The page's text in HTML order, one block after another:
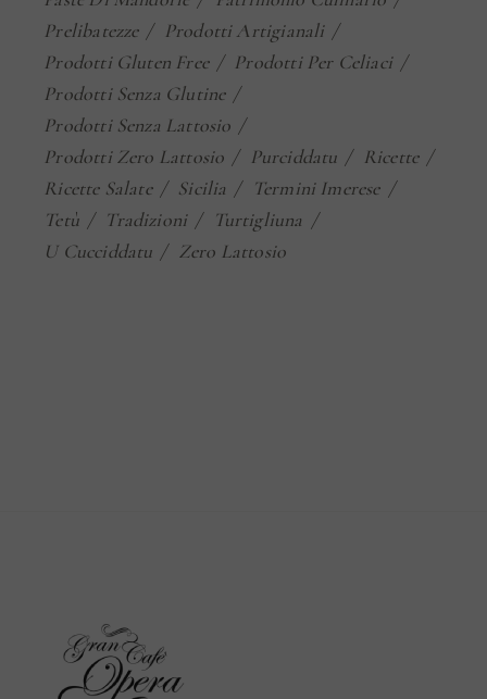
Prelibatezze
Prodotti Artigianali
Prodotti Gluten Free
Prodotti Per Celiaci
Prodotti Senza Glutine
Prodotti Senza Lattosio
Prodotti Zero Lattosio
Purciddatu
Ricette
Ricette Salate
Sicilia
Termini Imerese
Tetù
Tradizioni
Turtigliuna
U Cucciddatu
Zero Lattosio